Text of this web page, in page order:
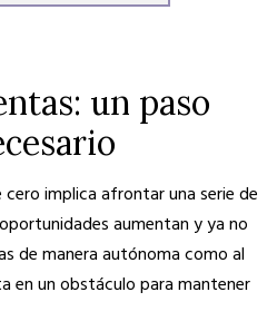
un paso
implica afrontar una serie de
aumentan y ya no
de manera autónoma como al
en un obstáculo para mantener